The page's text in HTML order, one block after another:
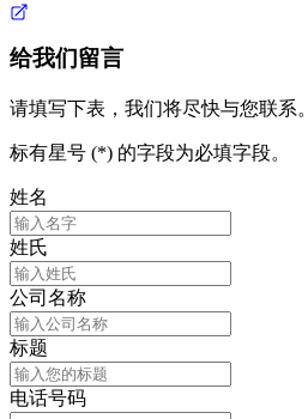
给我们留言
请填写下表，我们将尽快与您联系。
标有星号 (*) 的字段为必填字段。
姓名
姓氏
公司名称
标题
电话号码